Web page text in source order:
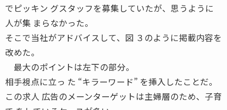
でピッキン グスタッフを募集していたが、思うように
人が集 まらなかった。
そこで当社がアドバイスして、図 ３のように掲載内容を
改めた。
最大のポイントは左下の部分。
相手視点に立っ た “キラーワード” を挿入したことだ。
この求人 広告のメーンターゲットは主婦層のため、子育